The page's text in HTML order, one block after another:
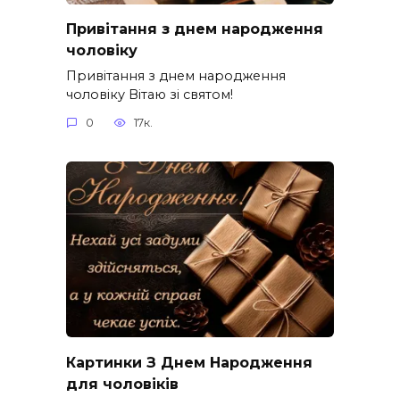
Привітання з днем народження
чоловіку
Привітання з днем народження
чоловіку Вітаю зі святом!
0 17к.
Картинки З Днем Народження
для чоловіків​